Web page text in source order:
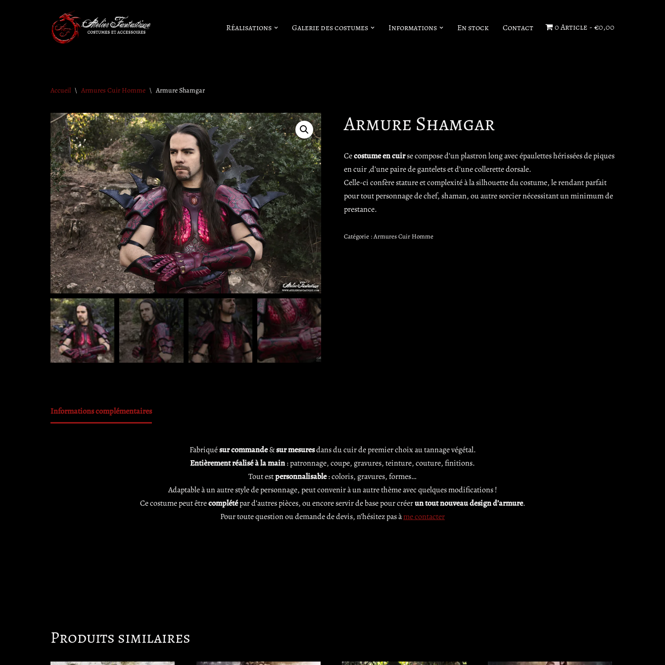
Réalisations Galerie des costumes Informations En stock Contact 0 Article €0,00
Accueil \ Armures Cuir Homme \ Armure Shamgar
Armure Shamgar
Cecostume en cuirse compose d’un plastron long avec épaulettes hérissées de piques
en cuir ,d’une paire de gantelets et d’une collerette dorsale.
Celle-ci confère stature et complexité à la silhouette du costume, le rendant parfait
pour tout personnage de chef, shaman, ou autre sorcier nécessitant un minimum de
prestance.
Catégorie :Armures Cuir Homme
Informations complémentaires
Fabriquésur commande&sur mesuresdans du cuir de premier choix au tannage végétal.
Entièrement réalisé à la main: patronnage, coupe, gravures, teinture, couture, finitions.
Tout estpersonnalisable: coloris, gravures, formes…
Adaptable à un autre style de personnage, peut convenir à un autre thème avec quelques modifications !
Ce costume peut êtrecomplétépar d’autres pièces, ou encore servir de base pour créerun tout nouveau design d’armure.
Pour toute question ou demande de devis, n’hésitez pas àme contacter
Produits similaires